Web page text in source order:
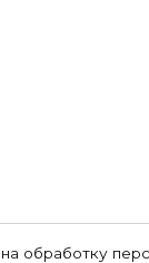
обработку